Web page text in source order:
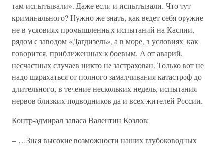
там испытывали». Даже если и испытывали. Что тут
криминального? Нужно же знать, как ведет себя оружие
не в условиях промышленных испытаний на Каспии,
рядом с заводом «Дагдизель», а в море, в условиях, как
говорится, приближенных к боевым. А от аварий,
несчастных случаев никто не застрахован. Только вот не
надо шарахаться от полного замалчивания катастроф до
длительного, в течение нескольких недель, испытания
нервов близких подводников да и всех жителей России.
Контр-адмирал запаса Валентин Козлов:
– …Зная высокие возможности наших глубоководных